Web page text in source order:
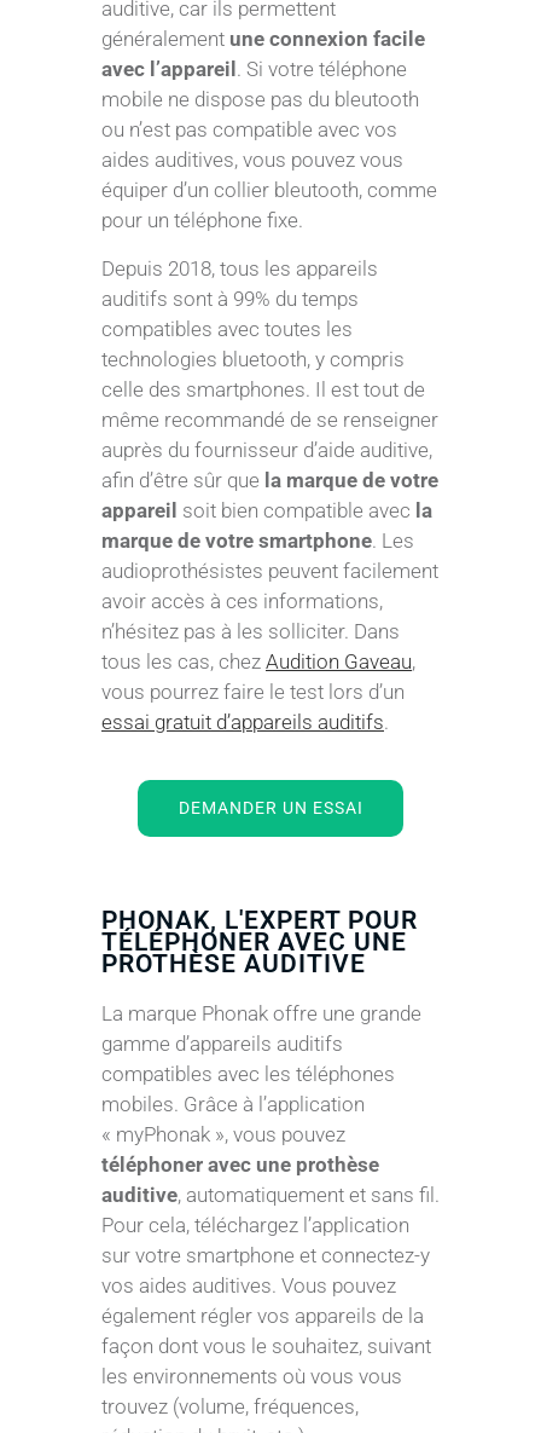
auditive, car ils permettent
généralement une connexion facile
avec l’appareil . Si votre téléphone
mobile ne dispose pas du bleutooth
ou n’est pas compatible avec vos
aides auditives, vous pouvez vous
équiper d’un collier bleutooth, comme
pour un téléphone fixe.
Depuis 2018, tous les appareils
auditifs sont à 99% du temps
compatibles avec toutes les
technologies bluetooth, y compris
celle des smartphones. Il est tout de
même recommandé de se renseigner
auprès du fournisseur d’aide auditive,
afin d’être sûr que la marque de votre
appareil soit bien compatible avec la
marque de votre smartphone. Les
audioprothésistes peuvent facilement
avoir accès à ces informations,
n’hésitez pas à les solliciter. Dans
tous les cas, chez Audition Gaveau,
vous pourrez faire le test lors d’un
essai gratuit d’appareils auditifs.
DEMANDER UN ESSAI
PHONAK, L'EXPERT POUR
TÉLÉPHONER AVEC UNE
PROTHÈSE AUDITIVE
La marque Phonak offre une grande
gamme d’appareils auditifs
compatibles avec les téléphones
mobiles. Grâce à l’application
« myPhonak », vous pouvez
téléphoner avec une prothèse
auditive, automatiquement et sans fil.
Pour cela, téléchargez l’application
sur votre smartphone et connectez-y
vos aides auditives. Vous pouvez
également régler vos appareils de la
façon dont vous le souhaitez, suivant
les environnements où vous vous
trouvez (volume, fréquences,